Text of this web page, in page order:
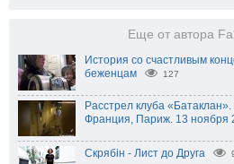
Еще от автора
История со счастливым
беженцам
127
Расстрел клуба
Франция, Париж. 13 ноября
Скрябін - Лист до Друга